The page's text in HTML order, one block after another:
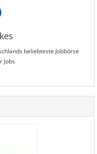
beliebteste Jobbörse
Jobs